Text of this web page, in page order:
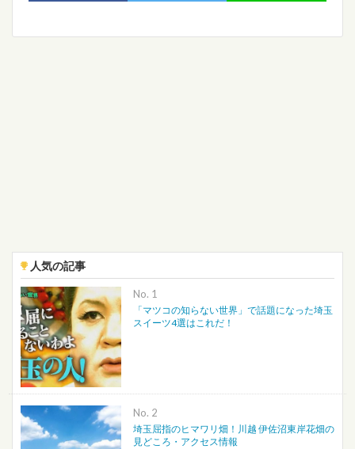
人気の記事
No.
「マツコの知らない世界」で話題になった埼玉
スイーツ4選はこれだ！
No.
埼玉屈指のヒマワリ畑！川越 伊佐沼東岸花畑の
見どころ・アクセス情報